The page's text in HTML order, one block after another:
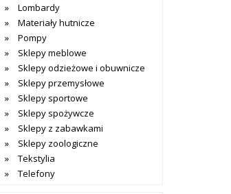
Lombardy
Materiały hutnicze
Pompy
Sklepy meblowe
Sklepy odzieżowe i obuwnicze
Sklepy przemysłowe
Sklepy sportowe
Sklepy spożywcze
Sklepy z zabawkami
Sklepy zoologiczne
Tekstylia
Telefony